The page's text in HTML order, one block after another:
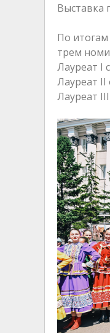
Выставка
По
трем
Лауреат I
Лауреат II
Лауреат